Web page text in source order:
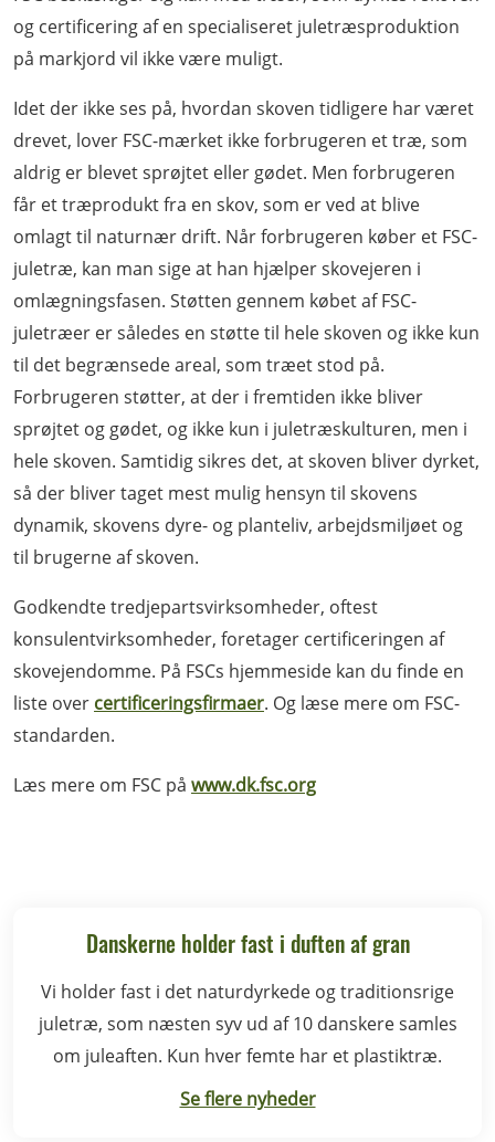
og certificering af en specialiseret juletræsproduktion
på markjord vil ikke være muligt.
Idet der ikke ses på, hvordan skoven tidligere har været
drevet, lover FSC-mærket ikke forbrugeren et træ, som
aldrig er blevet sprøjtet eller gødet. Men forbrugeren
får et træprodukt fra en skov, som er ved at blive
omlagt til naturnær drift. Når forbrugeren køber et FSC-
juletræ, kan man sige at han hjælper skovejeren i
omlægningsfasen. Støtten gennem købet af FSC-
juletræer er således en støtte til hele skoven og ikke kun
til det begrænsede areal, som træet stod på.
Forbrugeren støtter, at der i fremtiden ikke bliver
sprøjtet og gødet, og ikke kun i juletræskulturen, men i
hele skoven. Samtidig sikres det, at skoven bliver dyrket,
så der bliver taget mest mulig hensyn til skovens
dynamik, skovens dyre- og planteliv, arbejdsmiljøet og
til brugerne af skoven.
Godkendte tredjepartsvirksomheder, oftest
konsulentvirksomheder, foretager certificeringen af
skovejendomme. På FSCs hjemmeside kan du finde en
liste over certificeringsfirmaer. Og læse mere om FSC-
standarden.
Læs mere om FSC på www.dk.fsc.org
Danskerne holder fast i duften af gran
Vi holder fast i det naturdyrkede og traditionsrige
juletræ, som næsten syv ud af 10 danskere samles
om juleaften. Kun hver femte har et plastiktræ.
Se flere nyheder